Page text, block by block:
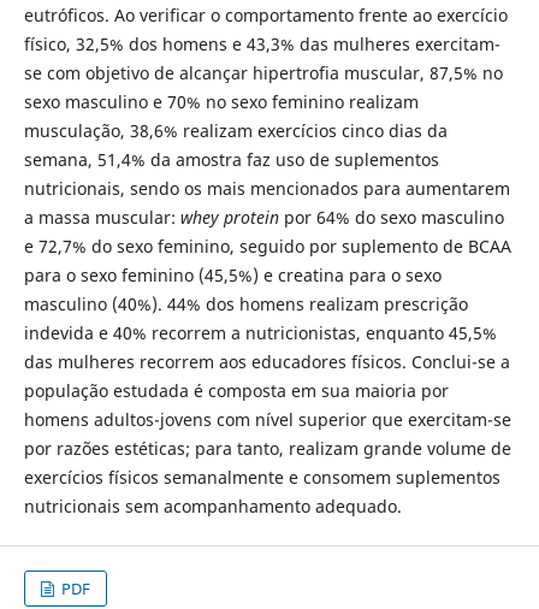
eutróficos. Ao verificar o comportamento frente ao exercício
físico, 32,5% dos homens e 43,3% das mulheres exercitam-
se com objetivo de alcançar hipertrofia muscular, 87,5% no
sexo masculino e 70% no sexo feminino realizam
musculação, 38,6% realizam exercícios cinco dias da
semana, 51,4% da amostra faz uso de suplementos
nutricionais, sendo os mais mencionados para aumentarem
a massa muscular: whey proteinpor 64% do sexo masculino
e 72,7% do sexo feminino, seguido por suplemento de BCAA
para o sexo feminino (45,5%) e creatina para o sexo
masculino (40%). 44% dos homens realizam prescrição
indevida e 40% recorrem a nutricionistas, enquanto 45,5%
das mulheres recorrem aos educadores físicos. Conclui-se a
população estudada é composta em sua maioria por
homens adultos-jovens com nível superior que exercitam-se
por razões estéticas; para tanto, realizam grande volume de
exercícios físicos semanalmente e consomem suplementos
nutricionais sem acompanhamento adequado.
PDF